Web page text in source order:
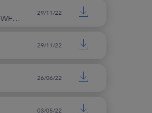
I WANTED TO BE NOBODY THE BOOK BY ENEA ANGELO TREVISAN, THE ITALIAN ELON MUSK WHO WANTS TO REFORM THE WEB
29/11/22
29/11/22
26/06/22
03/05/22